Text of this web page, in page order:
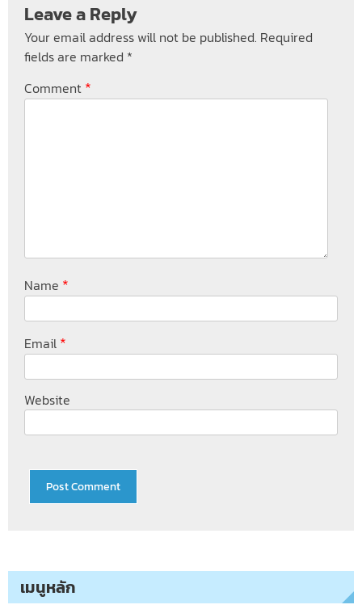
Leave a Reply
Your email address will not be published. Required
fields are marked *
Comment *
Name *
Email *
Website
เมนูหลัก